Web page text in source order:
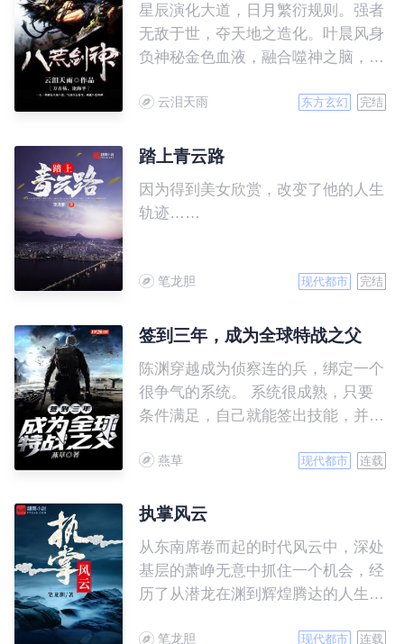
星辰演化大道，日月繁衍规则。强者
无敌于世，夺天地之造化。叶晨风身
负神秘金色血液，融合噬神之脑，继
沧海平，一人一剑横扫天地八荒，气
云泪天雨 东方玄幻 完结
踏上青云路
因为得到美女欣赏，改变了他的人生
轨迹……
笔龙胆 现代都市 完结
签到三年，成为全球特战之父
陈渊穿越成为侦察连的兵，绑定一个
很争气的系统。 系统很成熟，只要
条件满足，自己就能签出技能，并且
满，凡是他的技能，都会自行修炼，
他的系统实在太争气了，只是签到三
燕草 现代都市 连载
执掌风云
从东南席卷而起的时代风云中，深处
基层的萧峥无意中抓住一个机会，经
历了从潜龙在渊到辉煌腾达的人生历
笔龙胆 现代都市 连载